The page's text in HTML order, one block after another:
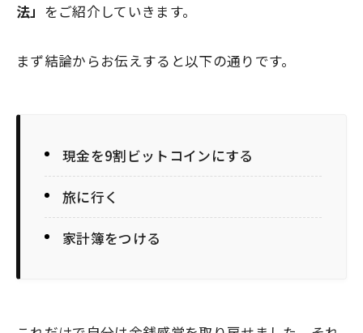
法」 をご紹介していきます。
まず結論からお伝えすると以下の通りです。
現金を9割ビットコインにする
旅に行く
家計簿をつける